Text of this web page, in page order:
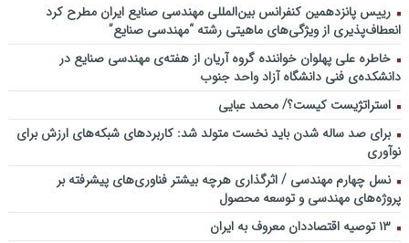
رییس پانزدهمین کنفرانس بین‌المللی مهندسی صنایع ایران مطرح کرد
انعطاف‌پذیری از ویژگی‌های ماهیتی رشته “مهندسی صنایع”
خاطره علی پهلوان خواننده گروه آریان از هفته‌ی مهندسی صنایع در
دانشکده‌ی فنی دانشگاه آزاد واحد جنوب
استراتژیست کیست؟‬/ محمد عبایی
برای صد ساله شدن باید نخست متولد شد: کاربردهای شبکه‌های ارزش برای
نوآوری
نسل چهارم مهندسی / اثرگذاری هرچه بیشتر فناوری‌های پیشرفته بر
پروژه‌های مهندسی و توسعه محصول
۱۳ توصیه اقتصاددان معروف به ایران